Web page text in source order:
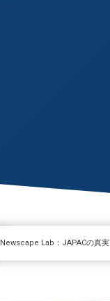
Newscape Lab：JAPACの真